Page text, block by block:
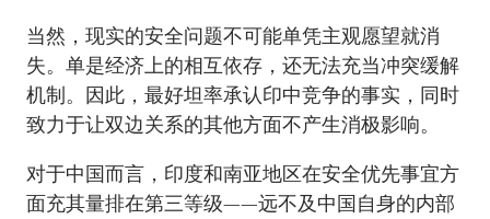
当然，现实的安全问题不可能单凭主观愿望就消
失。单是经济上的相互依存，还无法充当冲突缓解
机制。因此，最好坦率承认印中竞争的事实，同时
致力于让双边关系的其他方面不产生消极影响。
对于中国而言，印度和南亚地区在安全优先事宜方
面充其量排在第三等级——远不及中国自身的内部